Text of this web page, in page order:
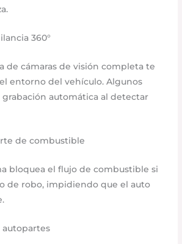
360°
de cámaras de visión completa te
entorno del vehículo. Algunos
automática al detectar
de combustible
bloquea el flujo de combustible si
de robo, impidiendo que el auto
autopartes